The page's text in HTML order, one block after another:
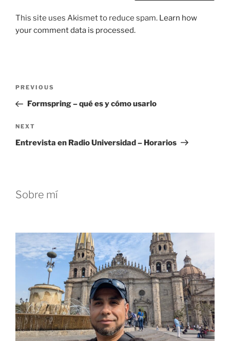
This site uses Akismet to reduce spam. Learn how
your comment data is processed.
Previous
Post
PREVIOUS
Formspring – qué es y cómo usarlo
Next
Post
NEXT
Entrevista en Radio Universidad – Horarios
Sobre mí